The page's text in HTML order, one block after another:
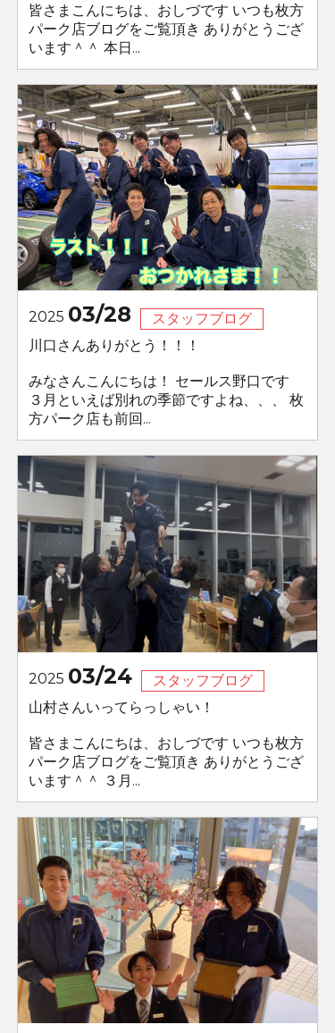
皆さまこんにちは、おしづです いつも枚方
パーク店ブログをご覧頂き ありがとうござ
います＾＾ 本日...
2025 03/28
スタッフブログ
川口さんありがとう！！！
みなさんこんにちは！ セールス野口です
３月といえば別れの季節ですよね、、、 枚
方パーク店も前回...
2025 03/24
スタッフブログ
山村さんいってらっしゃい！
皆さまこんにちは、おしづです いつも枚方
パーク店ブログをご覧頂き ありがとうござ
います＾＾ ３月...